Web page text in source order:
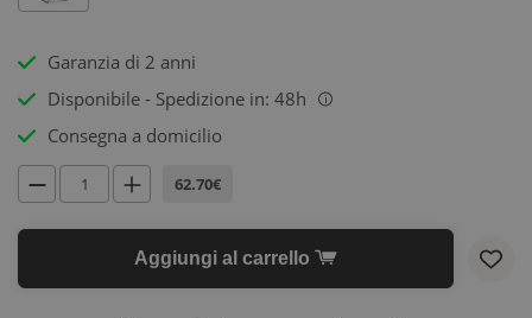
Garanzia di 2 anni
Disponibile - Spedizione in: 48h
i
Consegna a domicilio
62.70€
Aggiungi al carrello